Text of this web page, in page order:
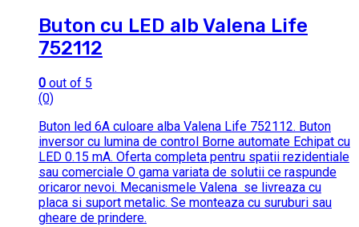
Buton cu LED alb Valena Life
752112
0 out of 5
(0)
Buton led 6A culoare alba Valena Life 752112. Buton
inversor cu lumina de control Borne automate Echipat cu
LED 0.15 mA. Oferta completa pentru spatii rezidentiale
sau comerciale O gama variata de solutii ce raspunde
oricaror nevoi. Mecanismele Valena se livreaza cu
placa si suport metalic. Se monteaza cu suruburi sau
gheare de prindere.